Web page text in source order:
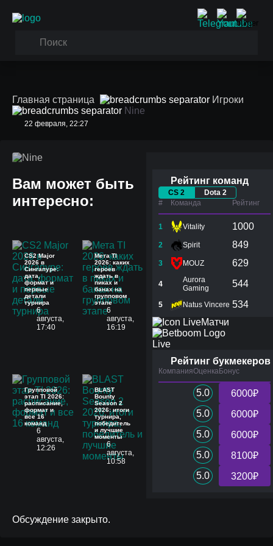
Главная страница
Игроки
Nine
22 февраля, 22:27
Nine
Вам может быть
интересно:
CS2 Major
2026 в
Сингапуре:
дата,
формат и
первые
детали
турнира
6
августа,
17:40
Мета TI
2026: каких
героев
ждать в
пиках и
банах на
групповом
этапе
6
августа,
16:19
Групповой
этап TI 2026:
расписание,
формат и
все 16
команд
6
августа,
12:26
BLAST
Bounty
Season 2
2026: итоги
турнира,
победитель
и лучшие
моменты
6
августа,
10:58
Обсуждение закрыто.
Рейтинг команд
CS 2
Dota 2
#
Команда Рейтинг
1 Vitality 1000
2 Spirit 849
3 MOUZ 629
4
Aurora
Gaming
544
5 Natus Vincere 534
Матчи
Live
Рейтинг букмекеров
КомпанияОценкаБонус
5.0
6000₽
5.0
6000₽
5.0
6000₽
5.0
8100₽
5.0
3200₽